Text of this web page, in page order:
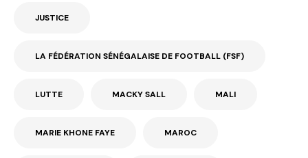
JUSTICE
LA FÉDÉRATION SÉNÉGALAISE DE FOOTBALL (FSF)
LUTTE MACKY SALL MALI
MARIE KHONE FAYE MAROC